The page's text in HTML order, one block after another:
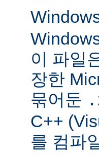
이 파일
장한
묶어둔
C++
를 컴파